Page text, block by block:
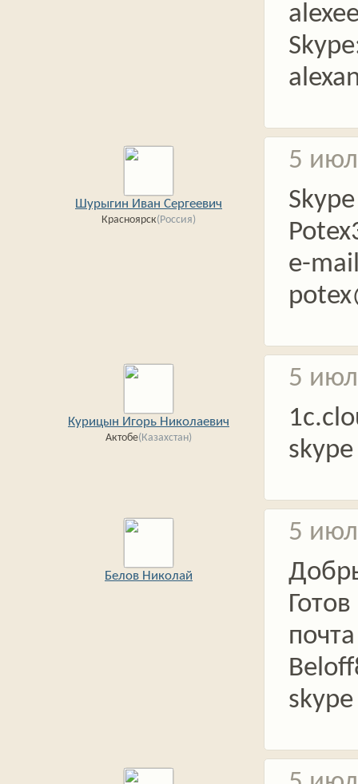
Шурыгин Иван Сергеевич
Красноярск(Россия)
5
Skype
e-
Курицын Игорь Николаевич
Актобе(Казахстан)
5
Белов Николай
5